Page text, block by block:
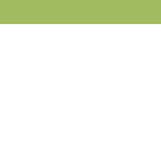
Eibergen